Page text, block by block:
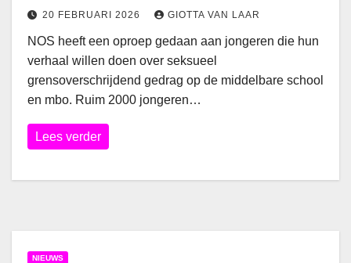
20 FEBRUARI 2026 GIOTTA VAN LAAR
NOS heeft een oproep gedaan aan jongeren die hun
verhaal willen doen over seksueel
grensoverschrijdend gedrag op de middelbare school
en mbo. Ruim 2000 jongeren…
Lees verder
NIEUWS